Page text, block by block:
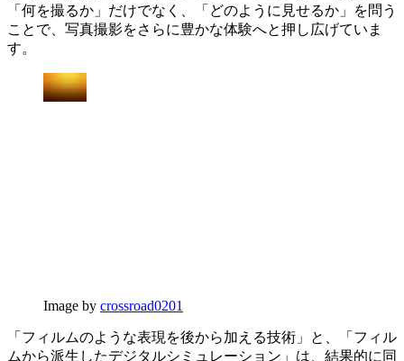
「何を撮るか」だけでなく、「どのように見せるか」を問う
ことで、写真撮影をさらに豊かな体験へと押し広げていま
す。
Image by crossroad0201
「フィルムのような表現を後から加える技術」と、「フィル
ムから派生したデジタルシミュレーション」は、結果的に同